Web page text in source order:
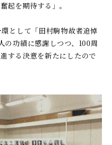
起を期待する」。
として「田村駒物故者追悼
の功績に感謝しつつ、100周
する決意を新たにしたので